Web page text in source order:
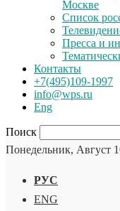
Москве
Список
Пресса и
Контакты
+7(495)109-1997
info@wps.ru
Eng
Поиск
Понедельник, Август
РУС
ENG